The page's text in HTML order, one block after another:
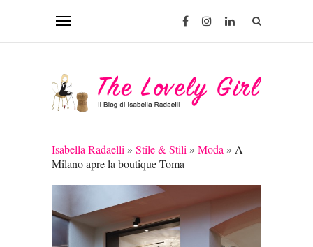
Isabella Radaelli » Stile & Stili » Moda » A
Milano apre la boutique Toma